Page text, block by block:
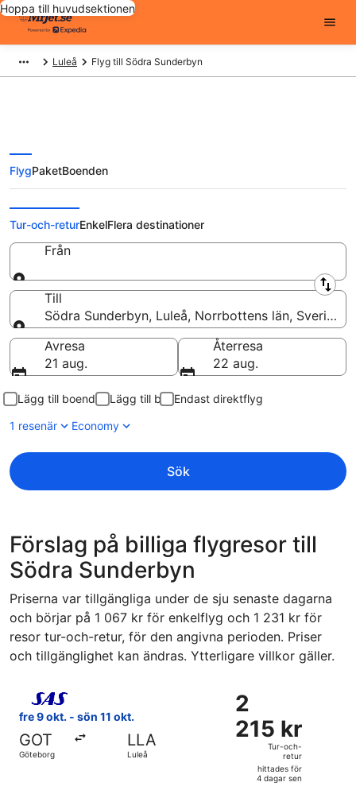
Hoppa till huvudsektionen
Luleå Flyg till Södra Sunderbyn
Billiga flygbiljetter till Södra
Sunderbyn
FlygPaketBoenden
Tur-och-returEnkelFlera destinationer
Från
Från
Till
Södra Sunderbyn, Luleå, Norrbottens län, Sverige
Till
Avresa
21 aug.
Återresa
22 aug.
Lägg till boende Lägg till bil
Endast direktflyg
1 resenär
Economy
Sök
Förslag på billiga flygresor till
Södra Sunderbyn
Priserna var tillgängliga under de sju senaste dagarna
och börjar på 1 067 kr för enkelflyg och 1 231 kr för
resor tur-och-retur, för den angivna perioden. Priser
och tillgänglighet kan ändras. Ytterligare villkor gäller.
fre 9 okt. - sön 11 okt.
GOT
Göteborg
LLA
Luleå
2
215 kr
Tur-
retur,
hittades
2
215 kr
Tur-och-
retur
hittades för
4 dagar sen
Välj flyg med Scandinavian Airlines, med avresa fre 9